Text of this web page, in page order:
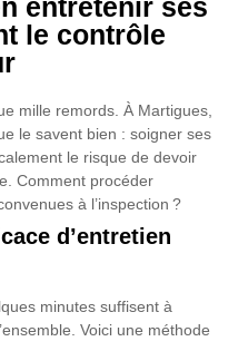
entretenir ses
le contrôle
mille remords. À Martigues,
le savent bien : soigner ses
le risque de devoir
Comment procéder
à l’inspection ?
d’entretien
minutes suffisent à
Voici une méthode